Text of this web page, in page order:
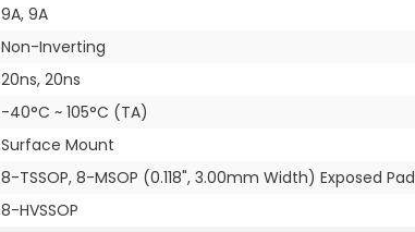
9A, 9A
Non-Inverting
20ns, 20ns
-40°C ~ 105°C (TA)
Surface Mount
8-TSSOP, 8-MSOP (0.118", 3.00mm Width) Exposed Pad
8-HVSSOP